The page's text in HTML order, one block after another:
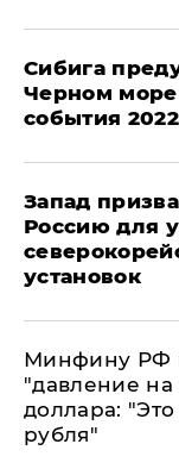
Сибига
Черном море
события
Запад
Россию для
установок
Минфину РФ
"давление на
доллара:
рубля"